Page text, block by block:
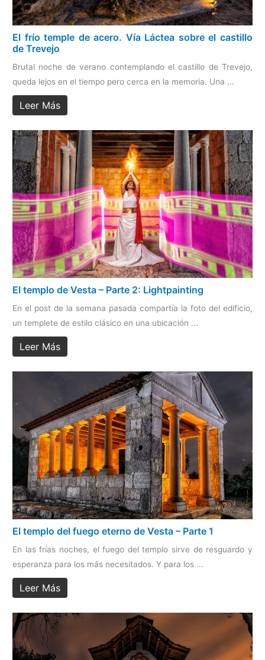
El frío temple de acero. Vía Láctea sobre el castillo
de Trevejo
Brutal noche de verano contemplando el castillo de Trevejo,
queda lejos en el tiempo pero cerca en la memoria. Una ...
Leer Más
El templo de Vesta – Parte 2: Lightpainting
En el post de la semana pasada compartía la foto del edificio,
un templete de estilo clásico en una ubicación ...
Leer Más
El templo del fuego eterno de Vesta – Parte 1
En las frías noches, el fuego del templo sirve de resguardo y
esperanza para los más necesitados. Y para los ...
Leer Más